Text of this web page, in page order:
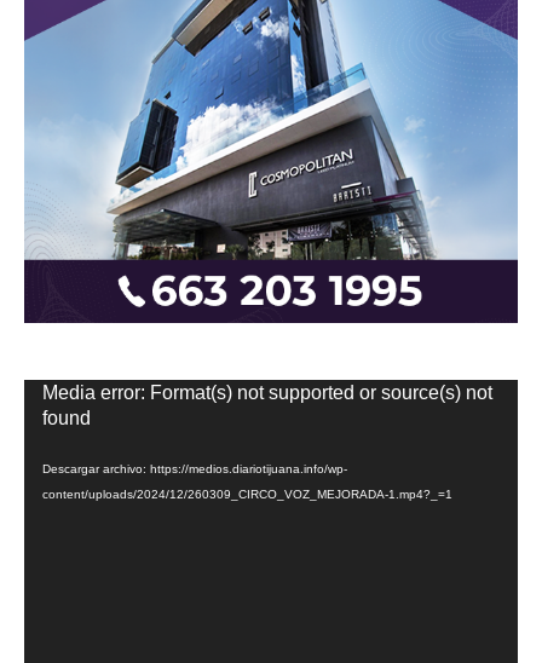
Reproductor
de
Media error: Format(s) not supported or source(s) not
found
Descargar archivo: https://medios.diariotijuana.info/wp-
content/uploads/2024/12/260309_CIRCO_VOZ_MEJORADA-1.mp4?_=1